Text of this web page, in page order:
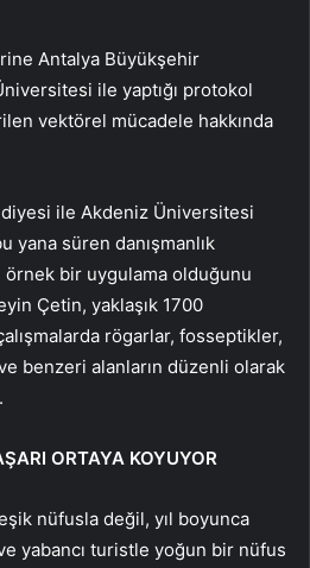
Antalya Büyükşehir
ile yaptığı protokol
vektörel mücadele hakkında
ile Akdeniz Üniversitesi
yana süren danışmanlık
örnek bir uygulama olduğunu
Çetin, yaklaşık 1700
rögarlar, fosseptikler,
benzeri alanların düzenli olarak
ORTAYA KOYUYOR
nüfusla değil, yıl boyunca
yabancı turistle yoğun bir nüfus